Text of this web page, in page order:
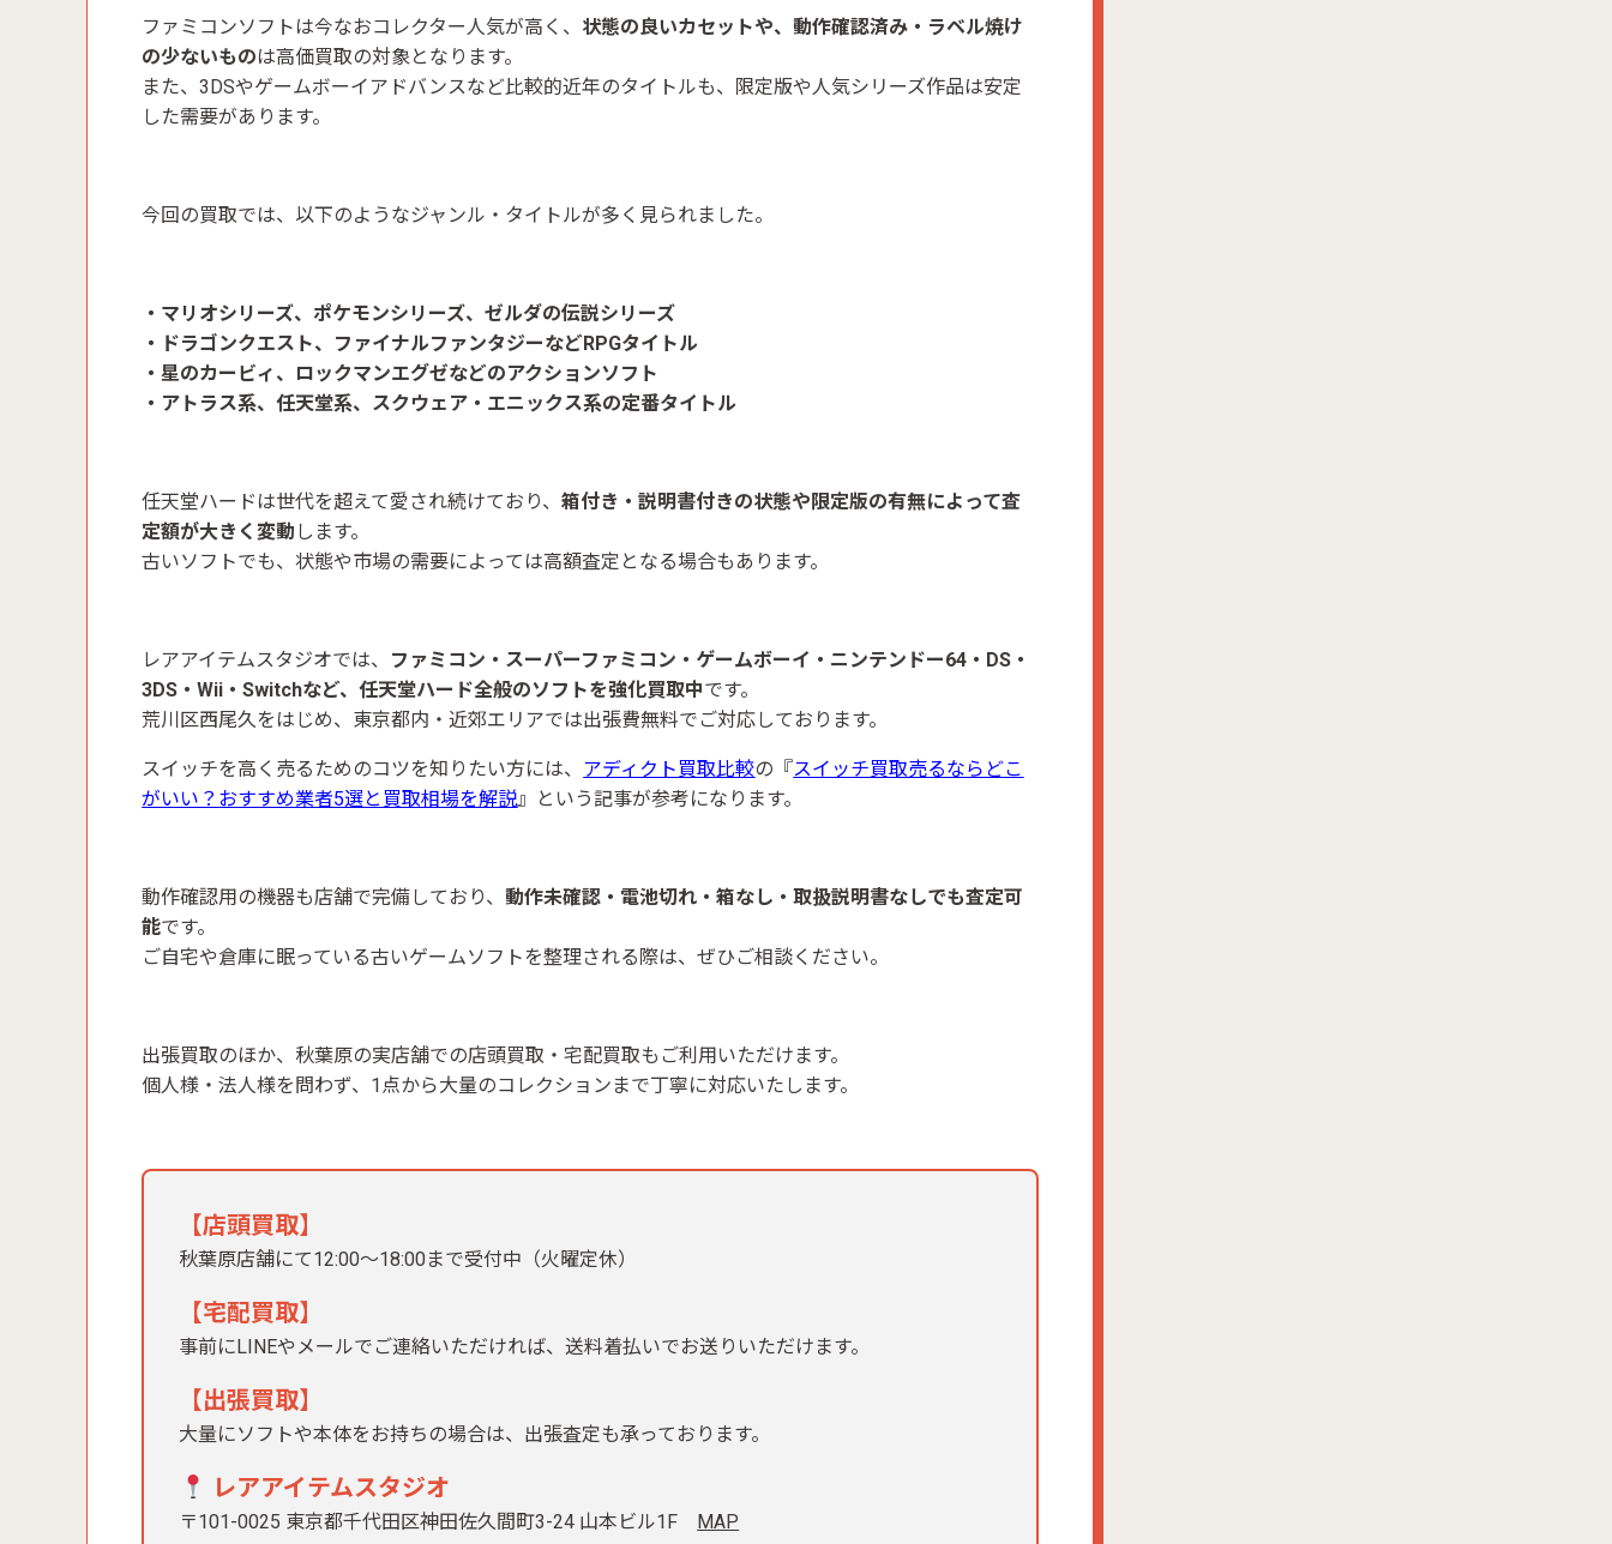
ファミコンソフトは今なおコレクター人気が高く、 状態の良いカセットや、動作確認済み・ラベル焼け
の少ないものは高価買取の対象となります。
また、3DSやゲームボーイアドバンスなど比較的近年のタイトルも、限定版や人気シリーズ作品は安定
した需要があります。
今回の買取では、以下のようなジャンル・タイトルが多く見られました。
・マリオシリーズ、ポケモンシリーズ、ゼルダの伝説シリーズ
・ドラゴンクエスト、ファイナルファンタジーなどRPGタイトル
・星のカービィ、ロックマンエグゼなどのアクションソフト
・アトラス系、任天堂系、スクウェア・エニックス系の定番タイトル
任天堂ハードは世代を超えて愛され続けており、箱付き・説明書付きの状態や限定版の有無によって査
定額が大きく変動 します。
古いソフトでも、状態や市場の需要によっては高額査定となる場合もあります。
レアアイテムスタジオでは、 ファミコン・スーパーファミコン・ゲームボーイ・ニンテンドー64・DS・
3DS・Wii・Switchなど、任天堂ハード全般のソフトを強化買取中です。
荒川区西尾久をはじめ、東京都内・近郊エリアでは出張費無料でご対応しております。
スイッチを高く売るためのコツを知りたい方には、 アディ クト買取比較の『スイッチ買取売るならどこ
がいい？ おすすめ業者5選と買取相場を解説』 という記事が参考になります。
動作確認用の機器も店舗で完備しており、動作未確認・電池切れ・箱なし・取扱説明書なしでも査定可
能です。
ご自宅や倉庫に眠っている古いゲームソフトを整理される際は、ぜひご相談ください。
出張買取のほか、秋葉原の実店舗での店頭買取・宅配買取もご利用いただけます。
個人様・法人様を問わず、1点から大量のコレクションまで丁寧に対応いたします。
【店頭買取】
秋葉原店舗にて12:00〜18:00まで受付中（火曜定休）
【宅配買取】
事前にLINEやメールでご連絡いただければ、送料着払いでお送りいただけます。
【出張買取】
大量にソフトや本体をお持ちの場合は、出張査定も承っております。
レアアイテムスタジオ
〒101-0025 東京都千代田区神田佐久間町3-24 山本ビル1F MAP